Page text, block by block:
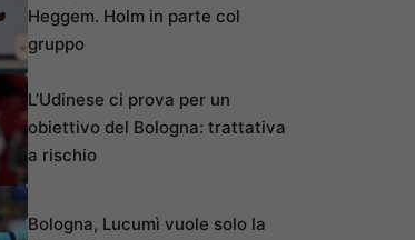
Heggem. Holm in parte col
gruppo
L’Udinese ci prova per un
obiettivo del Bologna: trattativa
a rischio
Bologna, Lucumì vuole solo la